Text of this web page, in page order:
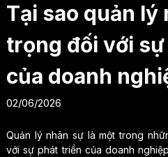
Tại sao quản lý
trọng đối với
của doanh
02/06/2026
Quản lý nhân sự là một trong
với sự phát triển của doanh